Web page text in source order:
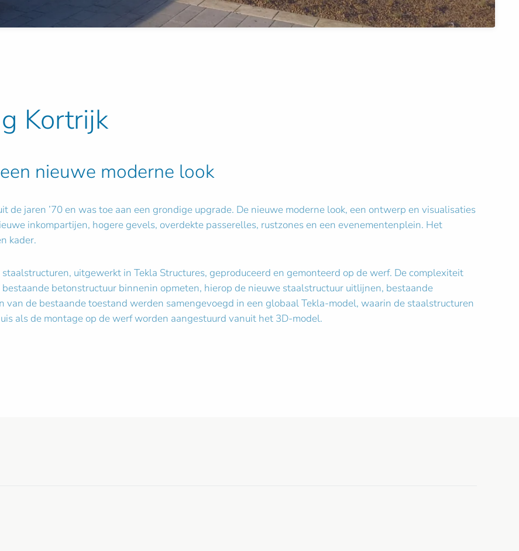
Kortrijk
nieuwe moderne look
jaren ’70 en was toe aan een grondige upgrade. De nieuwe moderne look, een ontwerp en visualisaties
inkompartijen, hogere gevels, overdekte passerelles, rustzones en een evenementenplein. Het
kader.
uitgewerkt in Tekla Structures, geproduceerd en gemonteerd op de werf. De complexiteit
betonstructuur binnenin opmeten, hierop de nieuwe staalstructuur uitlijnen, bestaande
de bestaande toestand werden samengevoegd in een globaal Tekla-model, waarin de staalstructuren
als de montage op de werf worden aangestuurd vanuit het 3D-model.